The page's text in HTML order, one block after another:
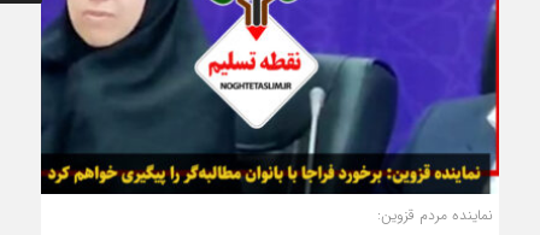
نماینده مردم قزوین: